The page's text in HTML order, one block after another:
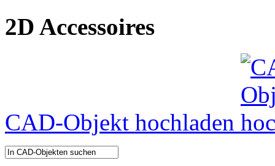
2D Accessoires
CAD-Objekt hochladen